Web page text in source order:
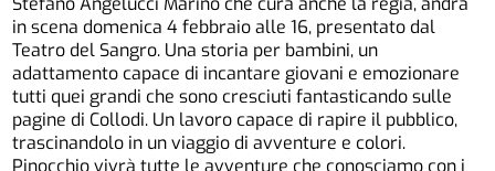
in scena domenica 4 febbraio alle 16, presentato dal
Teatro del Sangro. Una storia per bambini, un
adattamento capace di incantare giovani e emozionare
tutti quei grandi che sono cresciuti fantasticando sulle
pagine di Collodi. Un lavoro capace di rapire il pubblico,
trascinandolo in un viaggio di avventure e colori.